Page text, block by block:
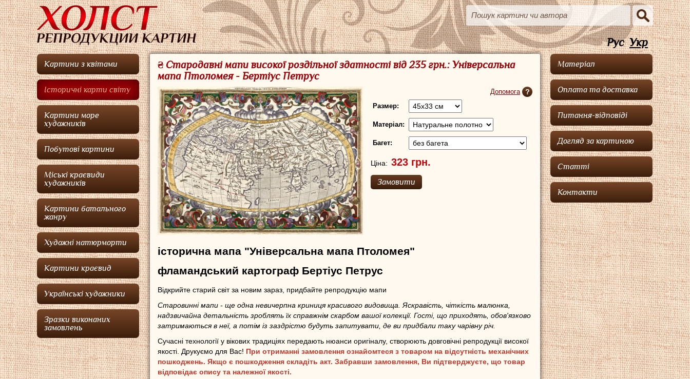
Рус Укр
Картини з квітами
Історичні карти світу
Картини море
художників
Побутові картини
Міські краєвиди
художників
Картини батального
жанру
Художні натюрморти
Картини краєвид
Українські художники
Зразки виконаних
замовлень
₴ Стародавні мапи високої роздільної здатності від 235 грн.: Універсальна
мапа Птоломея - Бертіус Петрус
Допомога
Размер:
Матеріал:
Багет:
Ціна:
історична мапа "Універсальна мапа Птоломея"
фламандський картограф Бертіус Петрус
Відкрийте старий світ за новим зараз, придбайте репродукцію мапи
Старовинні мапи - ще одна невичерпна криниця красивого видовища. Яскравість, чіткість малюнка,
надзвичайна детальність зроблять їх справжнім скарбом вашої колекції. Гості, що приходять, обов'язково
затримаються в неї, а потім із заздрістю будуть запитувати, де ви придбали таку чарівну річ.
Сучасні технології у вікових традиціях передають нюанси оригіналу, створюють довговічні репродукції високої
якості. Друкуємо для Вас! При отриманні замовлення ознайомтеся з товаром на відсутність механічних
пошкоджень. Якщо є пошкодження складіть акт. Забравши замовлення, Ви підтверджуєте, що товар
відповідає опису та належної якості.
Матеріал
Оплата та доставка
Питання-відповіді
Догляд за картиною
Статті
Контакти